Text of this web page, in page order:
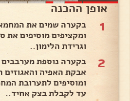
אופן ההכנה
1
בקערה שמים את
ומקציפים מוסיפים את
וגרידת הלימון..
2
בקערה נוספת
אבקת האפיה והאגוזים
ומוסיפים לתערובת
עד לקבלת בצק אחיד..